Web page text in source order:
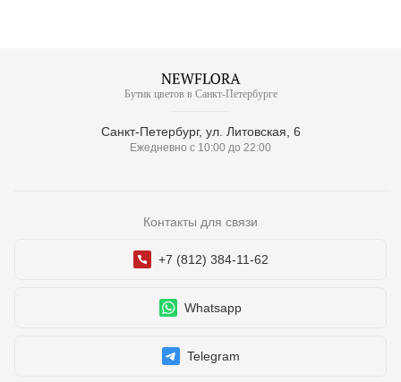
Бутик цветов в Санкт-Петербурге
Санкт-Петербург, ул. Литовская, 6
Ежедневно с 10:00 до 22:00
Контакты для связи
+7 (812) 384-11-62
Whatsapp
Telegram